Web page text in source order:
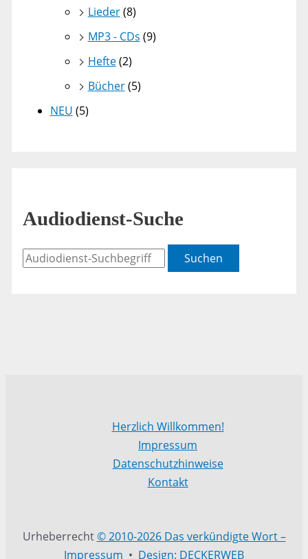
Lieder(8)
MP3 - CDs (9)
Hefte(2)
Bücher(5)
NEU (5)
Audiodienst-Suche
Suchen
Herzlich Willkommen!
Impressum
Datenschutzhinweise
Kontakt
Urheberrecht© 2010-2026 Das verkündigte Wort –
Impressum • Design: DECKERWEB